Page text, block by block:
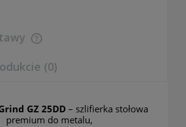
ewentualnych kosztów płatności
(0)
GZ 25DD– szlifierka stołowa
premium do metalu,